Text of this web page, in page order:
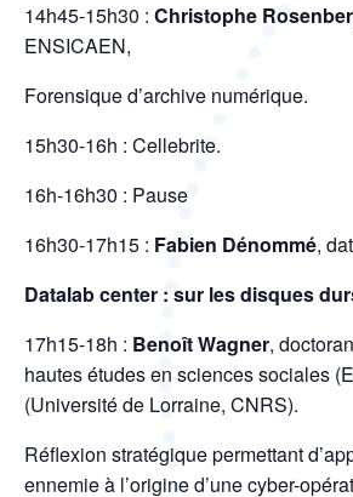
14h45-15h30 : Christophe
ENSICAEN,
Forensique d’archive numérique.
15h30-16h : Cellebrite.
16h-16h30 : Pause
16h30-17h15 : Fabien Dénommé,
Datalab center : sur les disques
17h15-18h : Benoît Wagner,
hautes études en sciences sociales
(Université de Lorraine, CNRS).
Réflexion stratégique permettant
ennemie à l’origine d’une cyber-